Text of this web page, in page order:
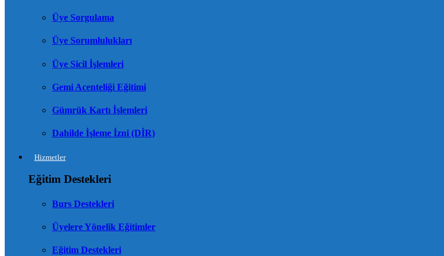
Üye Sorgulama
Üye Sorumlulukları
Üye Sicil İşlemleri
Gemi Acenteliği Eğitimi
Gümrük Kartı İşlemleri
Dahilde İşleme İzni (DİR)
Hizmetler
Eğitim Destekleri
Burs Destekleri
Üyelere Yönelik Eğitimler
Eğitim Destekleri